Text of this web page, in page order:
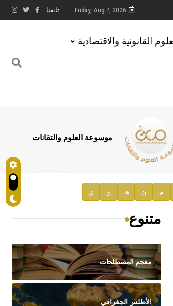
Friday, Aug 7, 2026 تابعنا:
القانونية والاقتصادية
موسوعة العلوم والتقانات
م ن هـ و ي
متنوع
معجم المصطلحات
الأطلس الجغرافي